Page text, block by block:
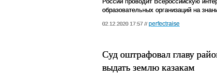
образовательных организаций на
02.12.2020 17:57 // perfectraise
Суд оштрафовал главу
выдать землю казакам